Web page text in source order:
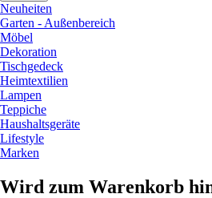
Neuheiten
Garten - Außenbereich
Möbel
Dekoration
Tischgedeck
Heimtextilien
Lampen
Teppiche
Haushaltsgeräte
Lifestyle
Marken
Wird zum Warenkorb